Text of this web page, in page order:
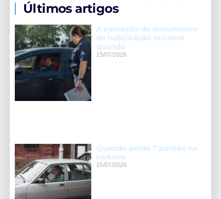
Últimos artigos
A cassação do documento
de habilitação ocorrerá
quando
15/07/2026
Quando perde 7 pontos na
carteira
15/07/2026